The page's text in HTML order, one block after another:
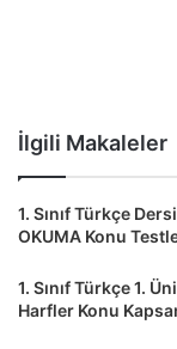
İlgili Makaleler
1. Sınıf Türkçe
OKUMA Konu
1. Sınıf Türkçe 1.
Harfler Konu